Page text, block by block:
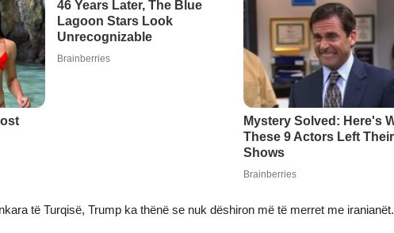
të Turqisë, Trump ka thënë se nuk dëshiron më të merret me iranianët.